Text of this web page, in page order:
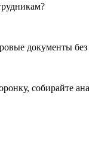
документы
собирайте